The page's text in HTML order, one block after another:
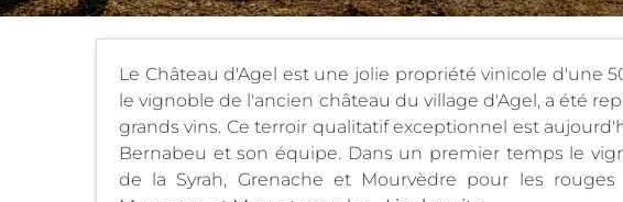
Le Château d'Agel est une jolie propriété vinicole d'une
le vignoble de l'ancien château du village d'Agel, a été
grands vins. Ce terroir qualitatif exceptionnel est
Bernabeu et son équipe. Dans un premier temps le
de la Syrah, Grenache et Mourvèdre pour les rouges